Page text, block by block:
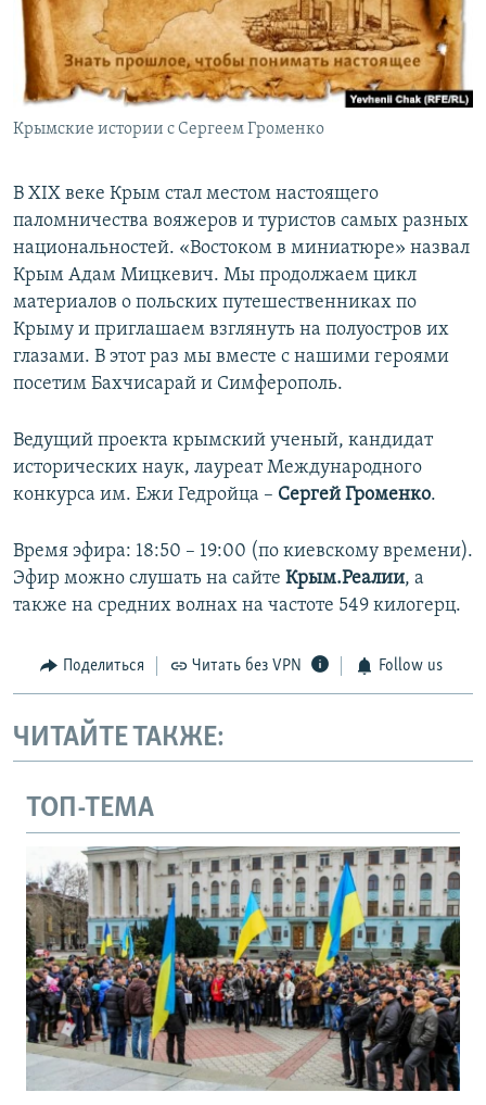
ПОБЕДИТЕЛЕЙ НЕ СУДЯТ?
КРЫМ.НЕПОКОРЕННЫЙ
ELIFBE
УКРАИНСКАЯ ПРОБЛЕМА КРЫМА
ПРИСОЕДИНЯЙТЕСЬ!
Крымские истории с Сергеем Громенко
В XIX веке Крым стал местом настоящего
паломничества вояжеров и туристов самых разных
национальностей. «Востоком в миниатюре» назвал
Крым Адам Мицкевич. Мы продолжаем цикл
материалов о польских путешественниках по
Крыму и приглашаем взглянуть на полуостров их
глазами. В этот раз мы вместе с нашими героями
посетим Бахчисарай и Симферополь.
Ведущий проекта крымский ученый, кандидат
исторических наук, лауреат Международного
конкурса им. Ежи Гедройца – Сергей Громенко.
Время эфира: 18:50 – 19:00 (по киевскому времени).
Эфир можно слушать на сайте Крым.Реалии, а
также на средних волнах на частоте 549 килогерц.
Поделиться Читать без VPN Follow us
ЧИТАЙТЕ ТАКЖЕ:
ТОП-ТЕМА